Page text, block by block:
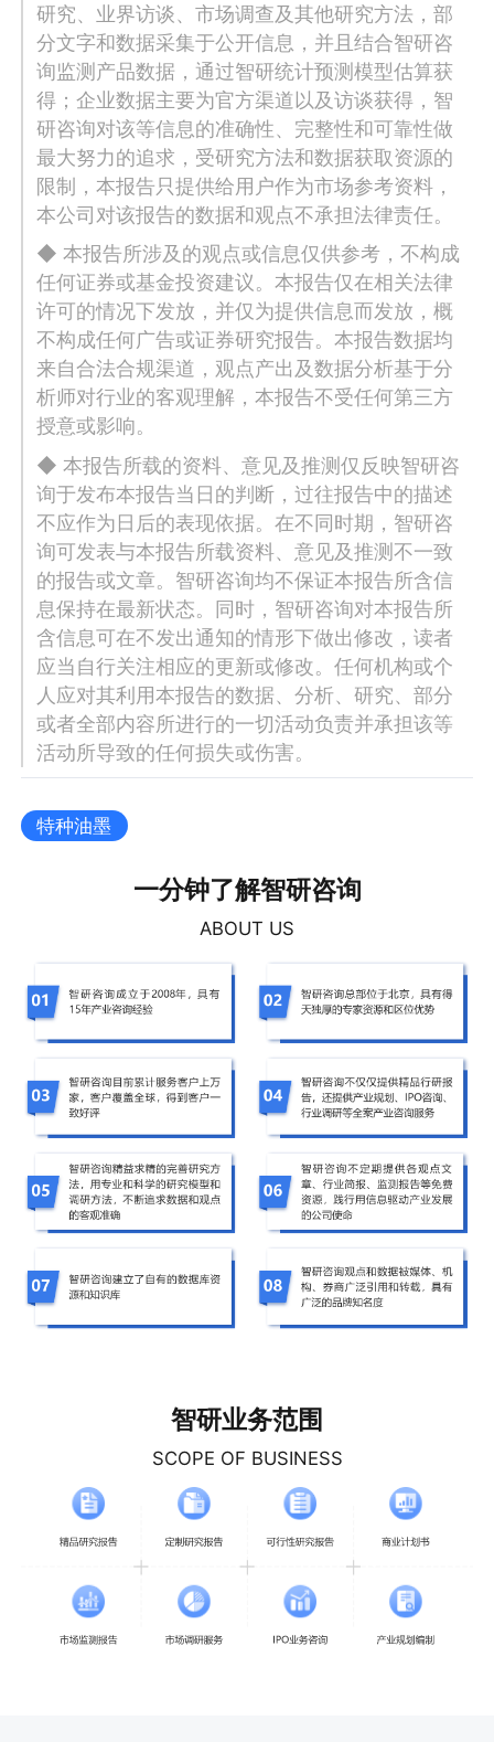
研究、业界访谈、市场调查及其他研究方法，部
分文字和数据采集于公开信息，并且结合智研咨
询监测产品数据，通过智研统计预测模型估算获
得；企业数据主要为官方渠道以及访谈获得，智
研咨询对该等信息的准确性、完整性和可靠性做
最大努力的追求，受研究方法和数据获取资源的
限制，本报告只提供给用户作为市场参考资料，
本公司对该报告的数据和观点不承担法律责任。
◆ 本报告所涉及的观点或信息仅供参考，不构成
任何证券或基金投资建议。本报告仅在相关法律
许可的情况下发放，并仅为提供信息而发放，概
不构成任何广告或证券研究报告。本报告数据均
来自合法合规渠道，观点产出及数据分析基于分
析师对行业的客观理解，本报告不受任何第三方
授意或影响。
◆ 本报告所载的资料、意见及推测仅反映智研咨
询于发布本报告当日的判断，过往报告中的描述
不应作为日后的表现依据。在不同时期，智研咨
询可发表与本报告所载资料、意见及推测不一致
的报告或文章。智研咨询均不保证本报告所含信
息保持在最新状态。同时，智研咨询对本报告所
含信息可在不发出通知的情形下做出修改，读者
应当自行关注相应的更新或修改。任何机构或个
人应对其利用本报告的数据、分析、研究、部分
或者全部内容所进行的一切活动负责并承担该等
活动所导致的任何损失或伤害。
特种油墨
一分钟了解智研咨询
ABOUT US
智研业务范围
SCOPE OF BUSINESS